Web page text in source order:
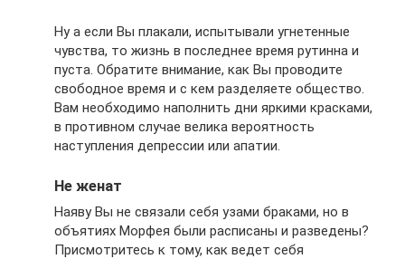
Ну а если Вы плакали, испытывали угнетенные
чувства, то жизнь в последнее время рутинна и
пуста. Обратите внимание, как Вы проводите
свободное время и с кем разделяете общество.
Вам необходимо наполнить дни яркими красками,
в противном случае велика вероятность
наступления депрессии или апатии.
Не женат
Наяву Вы не связали себя узами браками, но в
объятиях Морфея были расписаны и разведены?
Присмотритесь к тому, как ведет себя